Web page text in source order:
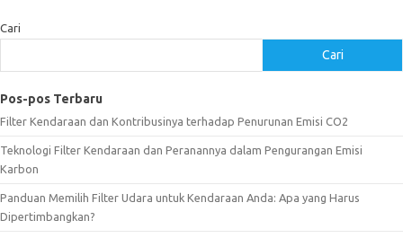
Cari
Cari
Pos-pos Terbaru
Filter Kendaraan dan Kontribusinya terhadap Penurunan Emisi CO2
Teknologi Filter Kendaraan dan Peranannya dalam Pengurangan Emisi
Karbon
Panduan Memilih Filter Udara untuk Kendaraan Anda: Apa yang Harus
Dipertimbangkan?